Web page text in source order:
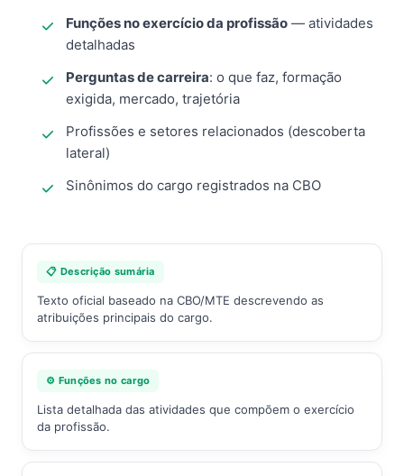
Funções no exercício da profissão — atividades
detalhadas
Perguntas de carreira: o que faz, formação
exigida, mercado, trajetória
Profissões e setores relacionados (descoberta
lateral)
Sinônimos do cargo registrados na CBO
📋 Descrição sumária
Texto oficial baseado na CBO/MTE descrevendo as
atribuições principais do cargo.
⚙️ Funções no cargo
Lista detalhada das atividades que compõem o exercício
da profissão.